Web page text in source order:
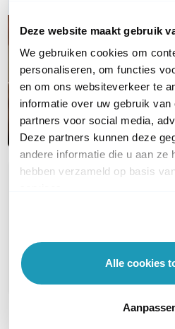
Deze website maakt gebruik
We gebruiken cookies om
personaliseren, om functies
en om ons websiteverkeer te
informatie over uw gebruik
partners voor social media,
Deze partners kunnen deze
andere informatie die u aan ze
hebben verzameld op basis
Alle cookies